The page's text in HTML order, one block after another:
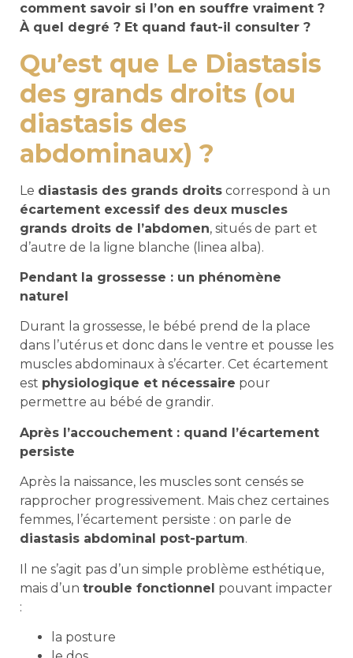
comment savoir si l’on en souffre vraiment ?
À quel degré ? Et quand faut-il consulter ?
Qu’est que Le Diastasis
des grands droits (ou
diastasis des
abdominaux) ?
Le diastasis des grands droits correspond à un
écartement excessif des deux muscles
grands droits de l’abdomen, situés de part et
d’autre de la ligne blanche (linea alba).
Pendant la grossesse : un phénomène
naturel
Durant la grossesse, le bébé prend de la place
dans l’utérus et donc dans le ventre et pousse les
muscles abdominaux à s’écarter. Cet écartement
est physiologique et nécessaire pour
permettre au bébé de grandir.
Après l’accouchement : quand l’écartement
persiste
Après la naissance, les muscles sont censés se
rapprocher progressivement. Mais chez certaines
femmes, l’écartement persiste : on parle de
diastasis abdominal post-partum.
Il ne s’agit pas d’un simple problème esthétique,
mais d’un trouble fonctionnel pouvant impacter
:
la posture